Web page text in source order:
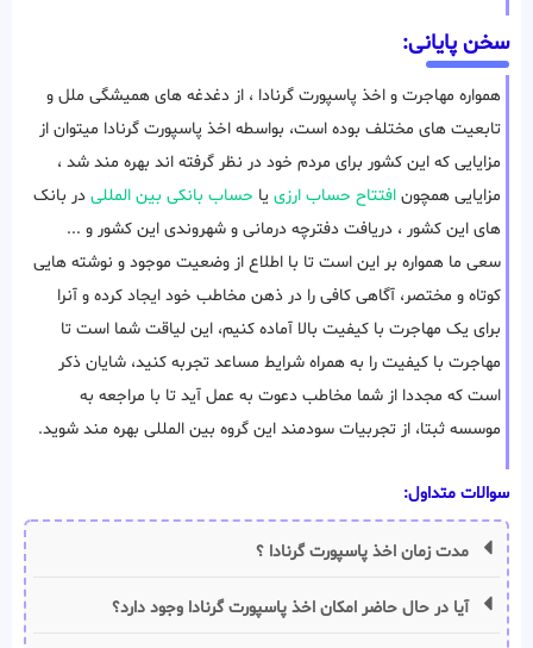
سخن پایانی:
همواره مهاجرت و اخذ پاسپورت گرنادا ، از دغدغه های همیشگی ملل و
تابعیت های مختلف بوده است، بواسطه اخذ پاسپورت گرنادا میتوان از
مزایایی که این کشور برای مردم خود در نظر گرفته اند بهره مند شد ،
مزایایی همچون افتتاح حساب ارزی یا حساب بانکی بین المللی در بانک
های این کشور ، دریافت دفترچه درمانی و شهروندی این کشور و ...
سعی ما همواره بر این است تا با اطلاع از وضعیت موجود و نوشته هایی
کوتاه و مختصر، آگاهی کافی را در ذهن مخاطب خود ایجاد کرده و آنرا
برای یک مهاجرت با کیفیت بالا آماده کنیم، این لیاقت شما است تا
مهاجرت با کیفیت را به همراه شرایط مساعد تجربه کنید، شایان ذکر
است که مجددا از شما مخاطب دعوت به عمل آید تا با مراجعه به
موسسه ثبتا، از تجربیات سودمند این گروه بین المللی بهره مند شوید.
سوالات متداول:
مدت زمان اخذ پاسپورت گرنادا ؟
آیا در حال حاضر امکان اخذ پاسپورت گرنادا وجود دارد؟